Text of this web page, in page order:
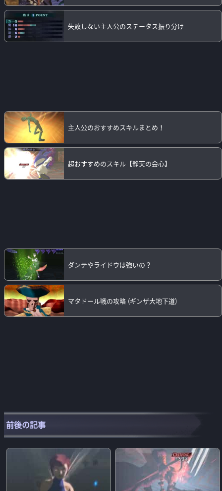
失敗しない主人公のステータス振り分け
主人公のおすすめスキルまとめ！
超おすすめのスキル【静天の会心】
ダンテやライドウは強いの？
マタドール戦の攻略 (ギンザ大地下道)
前後の記事